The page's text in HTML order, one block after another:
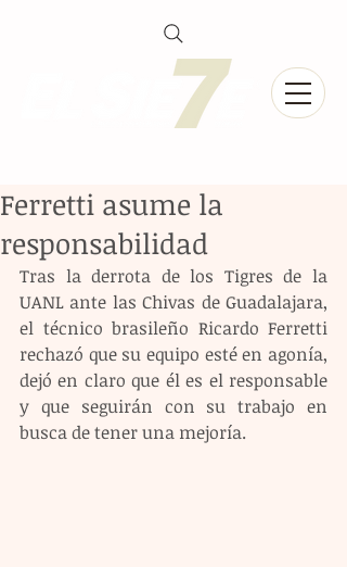
Ferretti asume la
responsabilidad
Tras la derrota de los Tigres de la
UANL ante las Chivas de Guadalajara,
el técnico brasileño Ricardo Ferretti
rechazó que su equipo esté en agonía,
dejó en claro que él es el responsable
y que seguirán con su trabajo en
busca de tener una mejoría.